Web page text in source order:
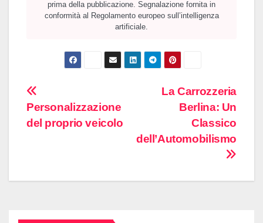
prima della pubblicazione. Segnalazione fornita in
conformità al Regolamento europeo sull’intelligenza
artificiale.
Navigazione
articoli
La Carrozzeria
Berlina: Un
Classico
dell’Automobilismo
Personalizzazione
del proprio veicolo